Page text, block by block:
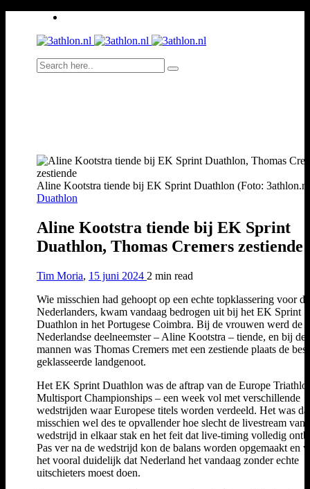
Aline Kootstra tiende bij EK Sprint Duathlon (Foto:
Duathlon
Aline Kootstra tiende bij EK Sprint
Duathlon, Thomas Cremers zestiende
Tim Moria, 15 juni 2024 2 min read
Wie misschien had gehoopt op een echte topklassering voor de
Nederlanders, kwam vandaag bedrogen uit bij het EK Sprint
Duathlon in het Portugese Coimbra. Bij de vrouwen werd de
Nederlandse deelneemster – Aline Kootstra – tiende, en bij de
mannen was Thomas Cremers met een zestiende plaats de best
geklasseerde landgenoot.
Het EK Sprint Duathlon was de aftrap van de Europe
Multisport Championships – een week vol met verschillende
wedstrijden waar Europese titels worden verdeeld. Het was
misschien wel des te opvallender hoe slecht de livestream van
wedstrijd in elkaar stak en het feit dat live-timing volledig
Pas ver na de wedstrijd kon de balans worden opgemaakt en
het vooral duidelijk dat Nederland het vandaag zonder echte
uitschieters moest doen.